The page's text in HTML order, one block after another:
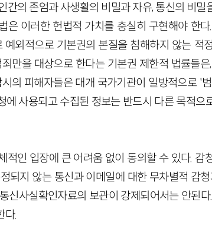
간의 존엄과 사생활의 비밀과 자유, 통신의 비밀
은 이러한 헌법적 가치를 충실히 구현해야 한
예외적으로 기본권의 본질을 침해하지 않는 적
만을 대상으로 한다는 기본권 제한적 법률들
의 피해자들은 대개 국가기관이 일방적으로 '
에 사용되고 수집된 정보는 반드시 다른 목적으
적인 입장에 큰 어려움 없이 동의할 수 있다. 감
되지 않는 통신과 이메일에 대한 무차별적 감
신사실확인자료의 보관이 강제되어서는 안된
다.